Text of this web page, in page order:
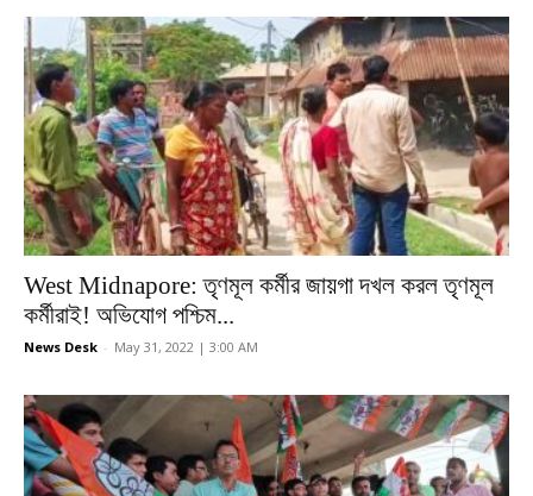
West Midnapore: তৃণমূল কর্মীর জায়গা দখল করল তৃণমূল
কর্মীরাই! অভিযোগ পশ্চিম...
News Desk - May 31, 2022 | 3:00 AM